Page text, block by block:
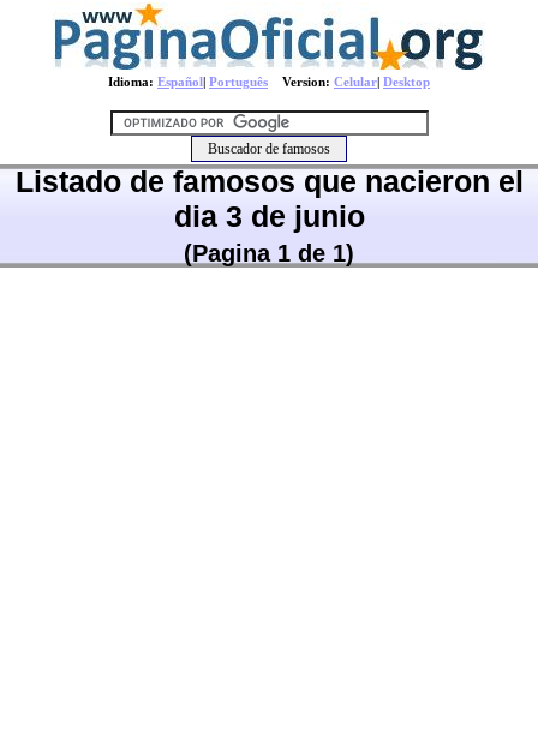
Idioma: Español| Português Version: Celular| Desktop
Listado de famosos que nacieron el
dia 3 de junio
(Pagina 1 de 1)